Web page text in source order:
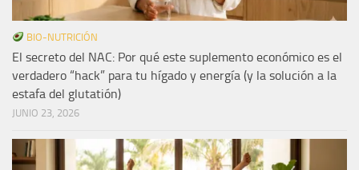
BIO-NUTRICIÓN
El secreto del NAC: Por qué este suplemento económico es el
verdadero “hack” para tu hígado y energía (y la solución a la
estafa del glutatión)
JUNIO 23, 2026